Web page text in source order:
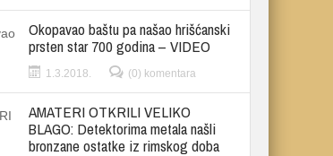
Okopavao baštu pa našao hrišćanski
prsten star 700 godina – VIDEO
1.3.2018. (0) komentara
AMATERI OTKRILI VELIKO
BLAGO: Detektorima metala našli
bronzane ostatke iz rimskog doba